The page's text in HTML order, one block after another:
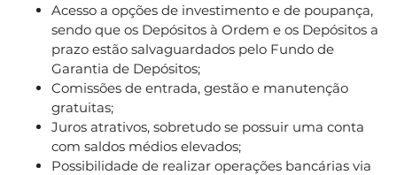
Acesso a opções de investimento e de poupança,
sendo que os Depósitos à Ordem e os Depósitos a
prazo estão salvaguardados pelo Fundo de
Garantia de Depósitos;
Comissões de entrada, gestão e manutenção
gratuitas;
Juros atrativos, sobretudo se possuir uma conta
com saldos médios elevados;
Possibilidade de realizar operações bancárias via